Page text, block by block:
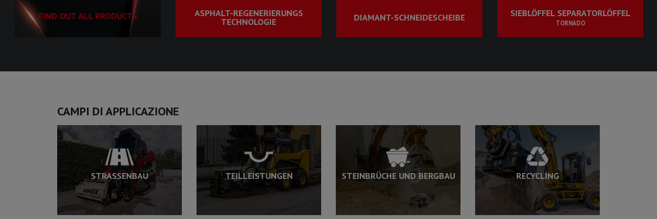
FIND OUT ALL PRODUCTS ASPHALT-REGENERIERUNGS
TECHNOLOGIE DIAMANT-SCHNEIDESCHEIBE SIEBLÖFFEL SEPARATORLÖFFEL
TORNADO
CAMPI DI APPLICAZIONE
STRASSENBAU TEILLEISTUNGEN STEINBRÜCHE UND BERGBAU RECYCLING